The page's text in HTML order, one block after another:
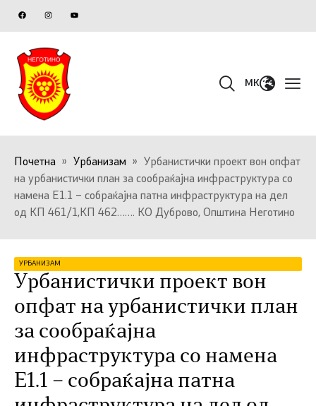
MK
Почетна » Урбанизам »
Урбанистички проект вон опфат
на урбанистички план за сообраќајна инфраструктура со
намена Е1.1 – собраќајна патна инфраструктура на дел
од КП 461/1,КП 462……. КО Дуброво, Општина Неготино
УРБАНИЗАМ
Урбанистички проект вон
опфат на урбанистички план
за сообраќајна
инфраструктура со намена
Е1.1 – собраќајна патна